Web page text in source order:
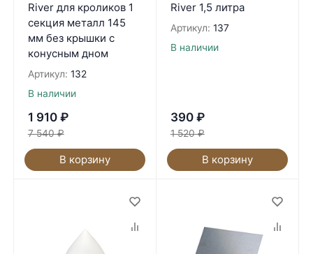
River для кроликов 1
секция металл 145
мм без крышки с
конусным дном
Артикул: 132
В наличии
1 910 ₽
7 540 ₽
В корзину
River 1,5 литра
Артикул: 137
В наличии
390 ₽
1 520 ₽
В корзину